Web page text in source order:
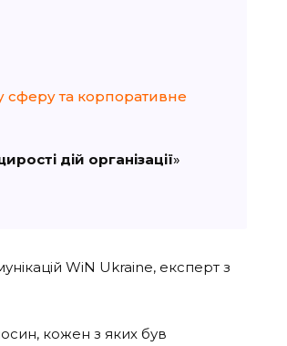
сферу та корпоративне
дій організації»
WiN Ukraine, експерт з
кожен з яких був